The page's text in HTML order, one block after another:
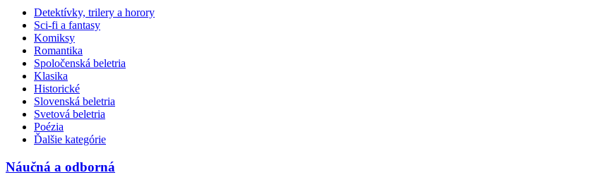
Detektívky, trilery a horory
Sci-fi a fantasy
Komiksy
Romantika
Spoločenská beletria
Klasika
Historické
Slovenská beletria
Svetová beletria
Poézia
Ďalšie kategórie
Náučná a odborná